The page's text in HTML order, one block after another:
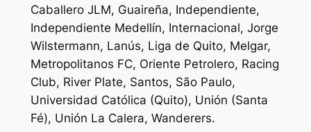
Caballero JLM, Guaireña, Independiente,
Independiente Medellín, Internacional, Jorge
Wilstermann, Lanús, Liga de Quito, Melgar,
Metropolitanos FC, Oriente Petrolero, Racing
Club, River Plate, Santos, São Paulo,
Universidad Católica (Quito), Unión (Santa
Fé), Unión La Calera, Wanderers.